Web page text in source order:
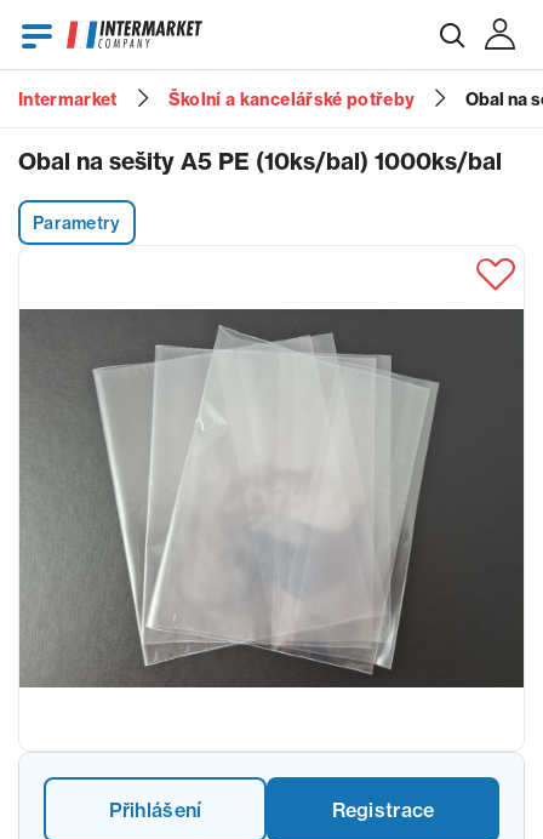
Heslo
Zapomenuté heslo?
Intermarket Školní a kancelářské potřeby Obal na
Obal na sešity A5 PE (10ks/bal) 1000ks/bal
Parametry
Přihlášení Registrace